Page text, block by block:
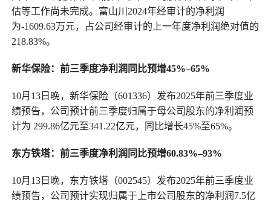
估等工作尚未完成。富山川2024年经审计的净利润
为-1609.63万元，占公司经审计的上一年度净利润绝对值的
218.83%。
新华保险： 前三季度净利润同比预增45%–65%
10月13日晚，新华保险（601336）发布2025年前三季度业
绩预告，公司预计前三季度归属于母公司股东的净利润预
计为 299.86亿元至341.22亿元，同比增长45%至65%。
东方铁塔： 前三季度净利润同比预增60.83%–93%
10月13日晚，东方铁塔（002545）发布2025年前三季度业
绩预告，公司预计实现归属于上市公司股东的净利润7.5亿